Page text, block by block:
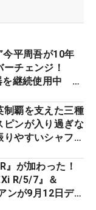
今平周吾が10年
チェンジ！
を継続使用中 #
制覇を支えた三種
ンが入り過ぎな
りやすいシャフ
セッティング
』が加わった！
R/5/7』＆
ンが9月12日デ